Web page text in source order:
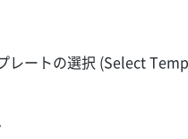
レートの選択 (Select